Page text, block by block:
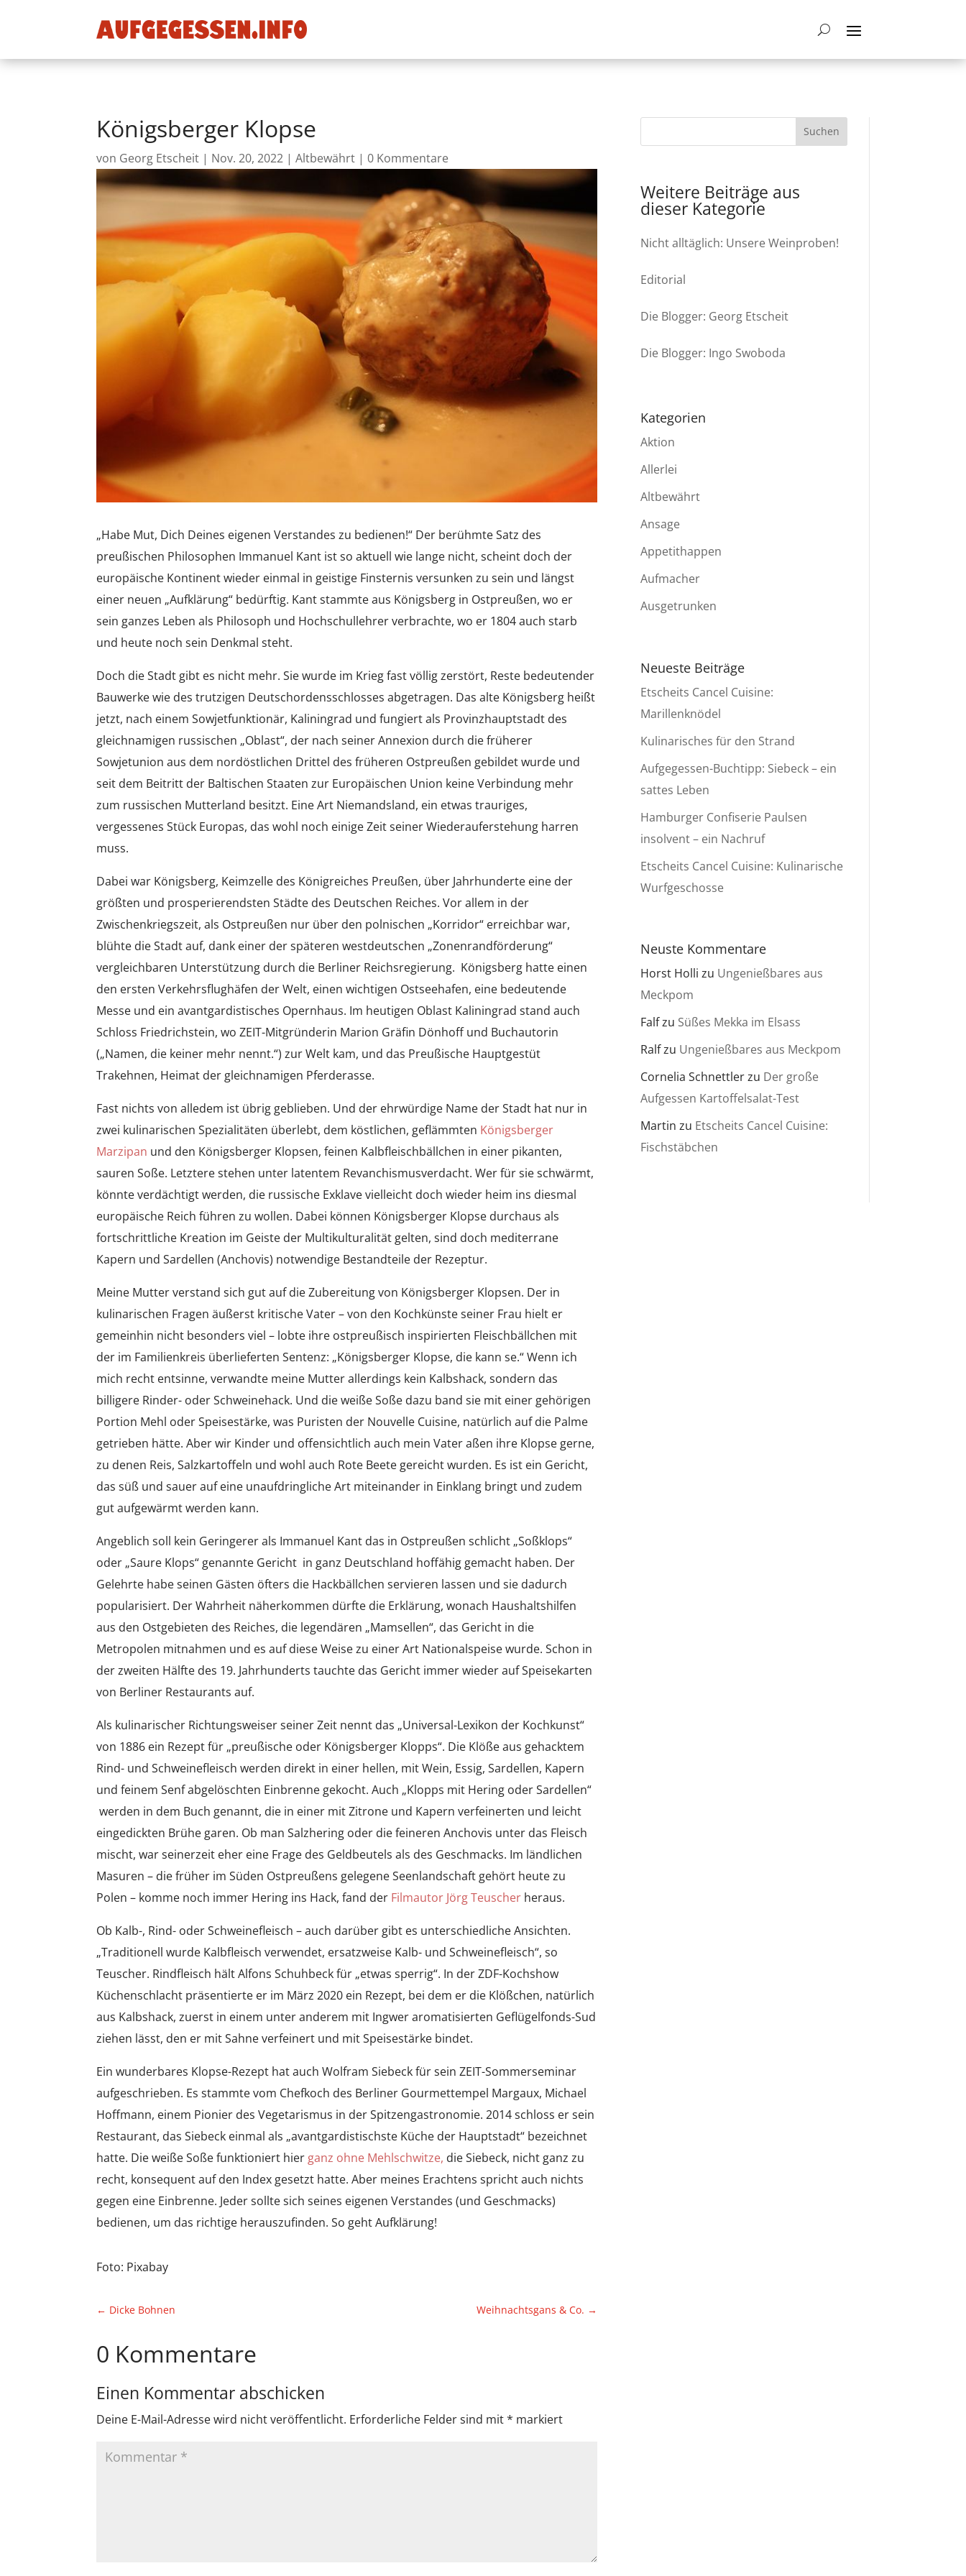
Königsberger Klopse
von Georg Etscheit | Nov. 20, 2022 |Altbewährt |0 Kommentare
„Habe Mut, Dich Deines eigenen Verstandes zu bedienen!“ Der berühmte Satz des
preußischen Philosophen Immanuel Kant ist so aktuell wie lange nicht, scheint doch der
europäische Kontinent wieder einmal in geistige Finsternis versunken zu sein und längst
einer neuen „Aufklärung“ bedürftig. Kant stammte aus Königsberg in Ostpreußen, wo er
sein ganzes Leben als Philosoph und Hochschullehrer verbrachte, wo er 1804 auch starb
und heute noch sein Denkmal steht.
Doch die Stadt gibt es nicht mehr. Sie wurde im Krieg fast völlig zerstört, Reste bedeutender
Bauwerke wie des trutzigen Deutschordensschlosses abgetragen. Das alte Königsberg heißt
jetzt, nach einem Sowjetfunktionär, Kaliningrad und fungiert als Provinzhauptstadt des
gleichnamigen russischen „Oblast“, der nach seiner Annexion durch die früherer
Sowjetunion aus dem nordöstlichen Drittel des früheren Ostpreußen gebildet wurde und
seit dem Beitritt der Baltischen Staaten zur Europäischen Union keine Verbindung mehr
zum russischen Mutterland besitzt. Eine Art Niemandsland, ein etwas trauriges,
vergessenes Stück Europas, das wohl noch einige Zeit seiner Wiederauferstehung harren
muss.
Dabei war Königsberg, Keimzelle des Königreiches Preußen, über Jahrhunderte eine der
größten und prosperierendsten Städte des Deutschen Reiches. Vor allem in der
Zwischenkriegszeit, als Ostpreußen nur über den polnischen „Korridor“ erreichbar war,
blühte die Stadt auf, dank einer der späteren westdeutschen „Zonenrandförderung“
vergleichbaren Unterstützung durch die Berliner Reichsregierung. Königsberg hatte einen
den ersten Verkehrsflughäfen der Welt, einen wichtigen Ostseehafen, eine bedeutende
Messe und ein avantgardistisches Opernhaus. Im heutigen Oblast Kaliningrad stand auch
Schloss Friedrichstein, wo ZEIT-Mitgründerin Marion Gräfin Dönhoff und Buchautorin
(„Namen, die keiner mehr nennt.“) zur Welt kam, und das Preußische Hauptgestüt
Trakehnen, Heimat der gleichnamigen Pferderasse.
Fast nichts von alledem ist übrig geblieben. Und der ehrwürdige Name der Stadt hat nur in
zwei kulinarischen Spezialitäten überlebt, dem köstlichen, geflämmten Königsberger
Marzipan und den Königsberger Klopsen, feinen Kalbfleischbällchen in einer pikanten,
sauren Soße. Letztere stehen unter latentem Revanchismusverdacht. Wer für sie schwärmt,
könnte verdächtigt werden, die russische Exklave vielleicht doch wieder heim ins diesmal
europäische Reich führen zu wollen. Dabei können Königsberger Klopse durchaus als
fortschrittliche Kreation im Geiste der Multikulturalität gelten, sind doch mediterrane
Kapern und Sardellen (Anchovis) notwendige Bestandteile der Rezeptur.
Meine Mutter verstand sich gut auf die Zubereitung von Königsberger Klopsen. Der in
kulinarischen Fragen äußerst kritische Vater – von den Kochkünste seiner Frau hielt er
gemeinhin nicht besonders viel – lobte ihre ostpreußisch inspirierten Fleischbällchen mit
der im Familienkreis überlieferten Sentenz: „Königsberger Klopse, die kann se.“ Wenn ich
mich recht entsinne, verwandte meine Mutter allerdings kein Kalbshack, sondern das
billigere Rinder- oder Schweinehack. Und die weiße Soße dazu band sie mit einer gehörigen
Portion Mehl oder Speisestärke, was Puristen der Nouvelle Cuisine, natürlich auf die Palme
getrieben hätte. Aber wir Kinder und offensichtlich auch mein Vater aßen ihre Klopse gerne,
zu denen Reis, Salzkartoffeln und wohl auch Rote Beete gereicht wurden. Es ist ein Gericht,
das süß und sauer auf eine unaufdringliche Art miteinander in Einklang bringt und zudem
gut aufgewärmt werden kann.
Angeblich soll kein Geringerer als Immanuel Kant das in Ostpreußen schlicht „Soßklops“
oder „Saure Klops“ genannte Gericht in ganz Deutschland hoffähig gemacht haben. Der
Gelehrte habe seinen Gästen öfters die Hackbällchen servieren lassen und sie dadurch
popularisiert. Der Wahrheit näherkommen dürfte die Erklärung, wonach Haushaltshilfen
aus den Ostgebieten des Reiches, die legendären „Mamsellen“, das Gericht in die
Metropolen mitnahmen und es auf diese Weise zu einer Art Nationalspeise wurde. Schon in
der zweiten Hälfte des 19. Jahrhunderts tauchte das Gericht immer wieder auf Speisekarten
von Berliner Restaurants auf.
Als kulinarischer Richtungsweiser seiner Zeit nennt das „Universal-Lexikon der Kochkunst“
von 1886 ein Rezept für „preußische oder Königsberger Klopps“. Die Klöße aus gehacktem
Rind- und Schweinefleisch werden direkt in einer hellen, mit Wein, Essig, Sardellen, Kapern
und feinem Senf abgelöschten Einbrenne gekocht. Auch „Klopps mit Hering oder Sardellen“
werden in dem Buch genannt, die in einer mit Zitrone und Kapern verfeinerten und leicht
eingedickten Brühe garen. Ob man Salzhering oder die feineren Anchovis unter das Fleisch
mischt, war seinerzeit eher eine Frage des Geldbeutels als des Geschmacks. Im ländlichen
Masuren – die früher im Süden Ostpreußens gelegene Seenlandschaft gehört heute zu
Polen – komme noch immer Hering ins Hack, fand der Filmautor Jörg Teuscher heraus.
Ob Kalb-, Rind- oder Schweinefleisch – auch darüber gibt es unterschiedliche Ansichten.
„Traditionell wurde Kalbfleisch verwendet, ersatzweise Kalb- und Schweinefleisch“, so
Teuscher. Rindfleisch hält Alfons Schuhbeck für „etwas sperrig“. In der ZDF-Kochshow
Küchenschlacht präsentierte er im März 2020 ein Rezept, bei dem er die Klößchen, natürlich
aus Kalbshack, zuerst in einem unter anderem mit Ingwer aromatisierten Geflügelfonds-Sud
ziehen lässt, den er mit Sahne verfeinert und mit Speisestärke bindet.
Ein wunderbares Klopse-Rezept hat auch Wolfram Siebeck für sein ZEIT-Sommerseminar
aufgeschrieben. Es stammte vom Chefkoch des Berliner Gourmettempel Margaux, Michael
Hoffmann, einem Pionier des Vegetarismus in der Spitzengastronomie. 2014 schloss er sein
Restaurant, das Siebeck einmal als „avantgardistischste Küche der Hauptstadt“ bezeichnet
hatte. Die weiße Soße funktioniert hier ganz ohne Mehlschwitze, die Siebeck, nicht ganz zu
recht, konsequent auf den Index gesetzt hatte. Aber meines Erachtens spricht auch nichts
gegen eine Einbrenne. Jeder sollte sich seines eigenen Verstandes (und Geschmacks)
bedienen, um das richtige herauszufinden. So geht Aufklärung!
Foto: Pixabay
← Dicke Bohnen Weihnachtsgans & Co. →
0 Kommentare
Einen Kommentar abschicken
Deine E-Mail-Adresse wird nicht veröffentlicht. Erforderliche Felder sind mit* markiert
Weitere Beiträge aus
dieser Kategorie
Nicht alltäglich: Unsere Weinproben!
Editorial
Die Blogger: Georg Etscheit
Die Blogger: Ingo Swoboda
Kategorien
Aktion
Allerlei
Altbewährt
Ansage
Appetithappen
Aufmacher
Ausgetrunken
Neueste Beiträge
Etscheits Cancel Cuisine:
Marillenknödel
Kulinarisches für den Strand
Aufgegessen-Buchtipp: Siebeck – ein
sattes Leben
Hamburger Confiserie Paulsen
insolvent – ein Nachruf
Etscheits Cancel Cuisine: Kulinarische
Wurfgeschosse
Neuste Kommentare
Horst Holli zu Ungenießbares aus
Meckpom
Falfzu Süßes Mekka im Elsass
Ralfzu Ungenießbares aus Meckpom
Cornelia Schnettlerzu Der große
Aufgessen Kartoffelsalat-Test
Martin zu Etscheits Cancel Cuisine:
Fischstäbchen